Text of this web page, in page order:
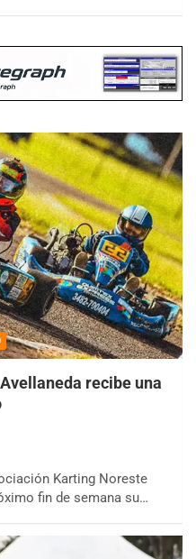
Avellaneda recibe una
Karting Noreste
fin de semana su…